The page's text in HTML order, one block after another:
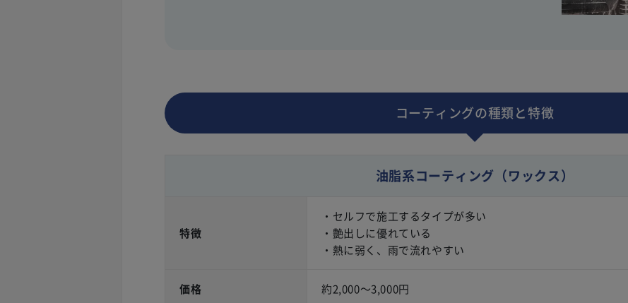
コーティングの種類と特徴
油脂系コーティング （ワックス）
特徴
・セルフで施工するタイプが多い
・艶出しに優れている
・熱に弱く、雨で流れやすい
価格 約2,000〜3,000円